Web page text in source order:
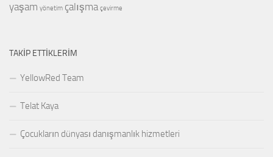
yaşam yönetim çalışma çevirme
TAKIP ETTIKLERIM
YellowRed Team
Telat Kaya
Çocukların dünyası danışmanlık hizmetleri